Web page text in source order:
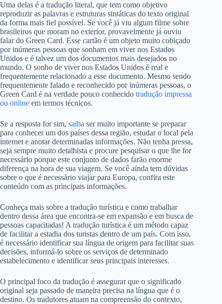
Uma delas é a tradução literal, que tem como objetivo
reproduzir as palavras e estruturas sintáticas do texto original
da forma mais fiel possível. Se você já viu algum filme sobre
brasileiros que moram no exterior, provavelmente já ouviu
falar do Green Card. Esse cartão é um objeto muito cobiçado
por inúmeras pessoas que sonham em viver nos Estados
Unidos e é talvez um dos documentos mais desejados no
mundo. O sonho de viver nos Estados Unidos é real e
frequentemente relacionado a esse documento. Mesmo sendo
frequentemente falado e reconhecido por inúmeras pessoas, o
Green Card é na verdade pouco conhecido tradução impressa
ou online em termos técnicos.
Se a resposta for sim, saiba ser muito importante se preparar
para conhecer um dos países dessa região, estudar o local pela
internet e anotar determinadas informações. Não tenha pressa,
seja sempre muito detalhista e procure pesquisar o que lhe for
necessário porque este conjunto de dados farão enorme
diferença na hora de sua viagem. Se você ainda tem dúvidas
sobre o que é necessário viajar para Europa, confira este
conteúdo com as principais informações.
Conheça mais sobre a tradução turística e como trabalhar
dentro dessa área que encontra-se em expansão e em busca de
pessoas capacitadas! A tradução turística é um método capaz
de facilitar a estadia dos turistas dentro de um país. Com isso,
é necessário identificar sua língua de origem para facilitar suas
decisões, informá-lo sobre os serviços de determinado
estabelecimento e identificar seus principais interesses.
O principal foco da tradução é assegurar que o significado
original seja passado de maneira precisa na língua que é o
destino. Os tradutores atuam na compreensão do contexto,